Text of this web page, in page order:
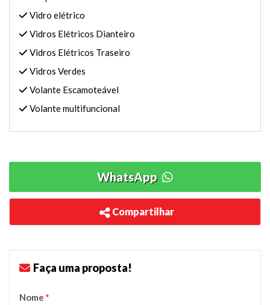
Vidro elétrico
Vidros Elétricos Dianteiro
Vidros Elétricos Traseiro
Vidros Verdes
Volante Escamoteável
Volante multifuncional
WhatsApp
Compartilhar
Faça uma proposta!
Nome *